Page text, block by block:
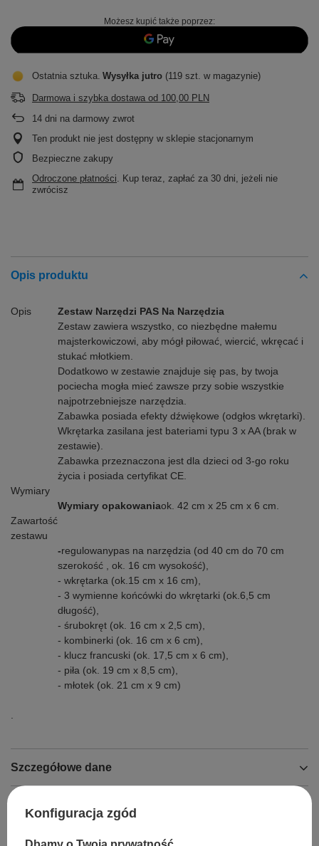
Możesz kupić także poprzez:
Ostatnia sztuka Wysyłka jutro (119 szt. w magazynie)
Darmowa i szybka dostawa od 100,00 PLN
14 dni na darmowy zwrot
Ten produkt nie jest dostępny w sklepie stacjonarnym
Bezpieczne zakupy
Odroczone płatności. Kup teraz, zapłać za 30 dni, jeżeli nie
zwrócisz
Opis produktu
Opis
Zestaw Narzędzi PAS Na Narzędzia
Zestaw zawiera wszystko, co niezbędne małemu
majsterkowiczowi, aby mógł piłować, wiercić, wkręcać i
stukać młotkiem.
Dodatkowo w zestawie znajduje się pas, by twoja
pociecha mogła mieć zawsze przy sobie wszystkie
najpotrzebniejsze narzędzia.
Zabawka posiada efekty dźwiękowe (odgłos wkrętarki).
Wkrętarka zasilana jest bateriami typu 3 x AA (brak w
zestawie).
Zabawka przeznaczona jest dla dzieci od 3-go roku
życia i posiada certyfikat CE.
Wymiary
Wymiary opakowaniaok. 42 cm x 25 cm x 6 cm.
Zawartość
zestawu
-regulowanypas na narzędzia (od 40 cm do 70 cm
szerokość , ok. 16 cm wysokość),
- wkrętarka (ok.15 cm x 16 cm),
- 3 wymienne końcówki do wkrętarki (ok.6,5 cm
długość),
- śrubokręt (ok. 16 cm x 2,5 cm),
- kombinerki (ok. 16 cm x 6 cm),
- klucz francuski (ok. 17,5 cm x 6 cm),
- piła (ok. 19 cm x 8,5 cm),
- młotek (ok. 21 cm x 9 cm)
.
Szczegółowe dane
Konfiguracja zgód